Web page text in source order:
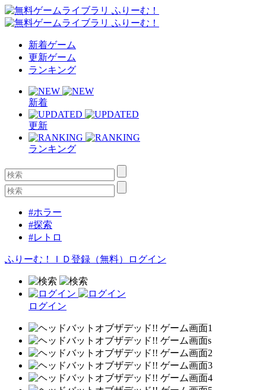
新着ゲーム
更新ゲーム
ランキング
新着
更新
ランキング
#ホラー
#探索
#レトロ
ふりーむ！ＩＤ登録（無料） ログイン
ログイン